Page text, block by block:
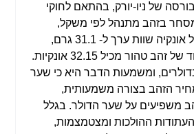
בבורסה של ניו-יורק, בהתאם לחוקי
בזהב מתנהל לפי משקל,
הנמדד באונקיות. כל אונקיה שוות ערך ל- 31.1 גרם,
כלומר, קילוגרם אחד של זהב טהור מכיל 32.15 אונקיות.
ומשמעות הדבר היא כי שער
הזהב בצורה משמעותית,
משפיעים על שער הדולר. בגלל
ההולכות ומצטמצמות,